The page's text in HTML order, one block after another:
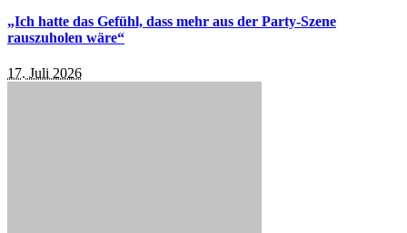
„Ich hatte das Gefühl, dass mehr aus der Party-Szene
rauszuholen wäre“
17. Juli 2026